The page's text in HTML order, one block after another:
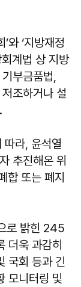
와 ‘지방재정
계법 상 지방
부금품법,
조하거나 설
따라, 윤석열
추진해온 위
합 또는 폐지
로 밝힌 245
더욱 과감히
국회 등과 긴
모니터링 및